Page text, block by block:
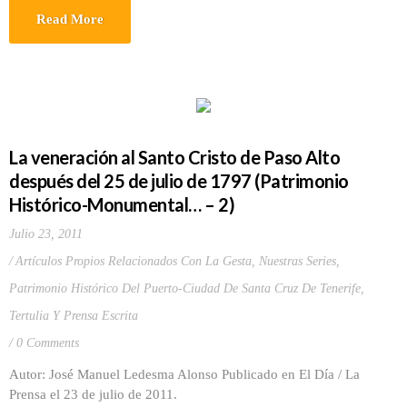
Read More
La veneración al Santo Cristo de Paso Alto
después del 25 de julio de 1797 (Patrimonio
Histórico-Monumental… – 2)
Julio 23, 2011
Artículos Propios Relacionados Con La Gesta, Nuestras Series,
Patrimonio Histórico Del Puerto-Ciudad De Santa Cruz De Tenerife,
Tertulia Y Prensa Escrita
0 Comments
Autor: José Manuel Ledesma Alonso Publicado en El Día / La
Prensa el 23 de julio de 2011.